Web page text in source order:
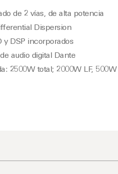
de 2 vías, de alta potencia
Dispersion
DSP incorporados
audio digital Dante
2500W total; 2000W LF,